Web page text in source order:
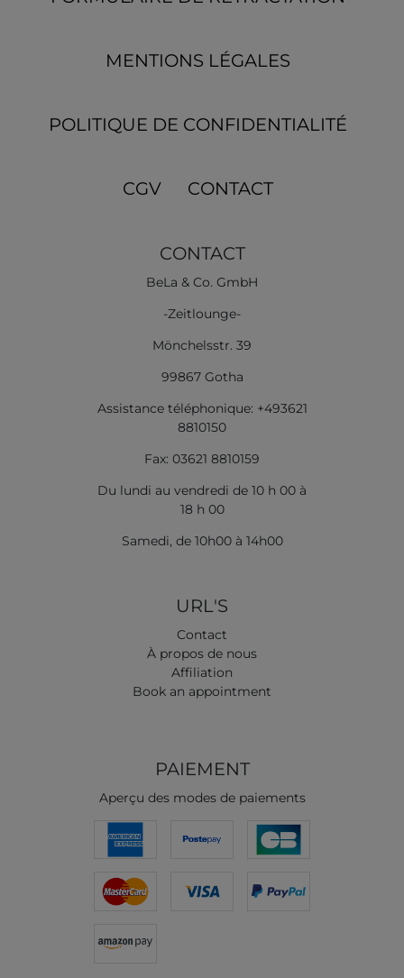
MENTIONS LÉGALES
POLITIQUE DE CONFIDENTIALITÉ
CGV CONTACT
CONTACT
BeLa & Co. GmbH
-Zeitlounge-
Mönchelsstr. 39
99867 Gotha
Assistance téléphonique: +493621
8810150
Fax: 03621 8810159
Du lundi au vendredi de 10 h 00 à
18 h 00
Samedi, de 10h00 à 14h00
URL'S
Contact
À propos de nous
Affiliation
Book an appointment
PAIEMENT
Aperçu des modes de paiements